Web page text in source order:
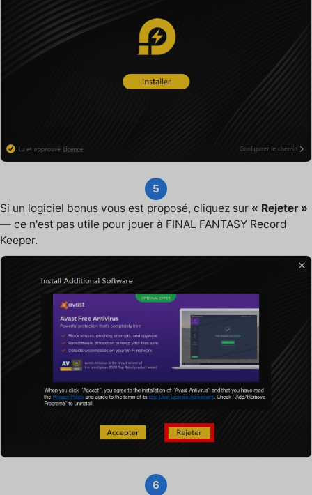
5
Si un logiciel bonus vous est proposé, cliquez sur « Rejeter »
— ce n'est pas utile pour jouer à FINAL FANTASY Record
Keeper.
6